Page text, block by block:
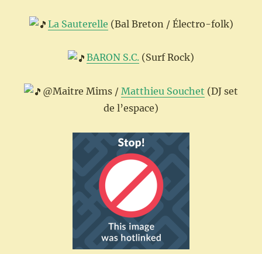
La Sauterelle (Bal Breton / Électro-folk)
BARON S.C. (Surf Rock)
@Maitre Mims / Matthieu Souchet (DJ set
de l’espace)